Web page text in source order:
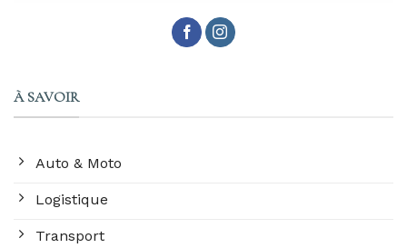
À SAVOIR
Auto & Moto
Logistique
Transport